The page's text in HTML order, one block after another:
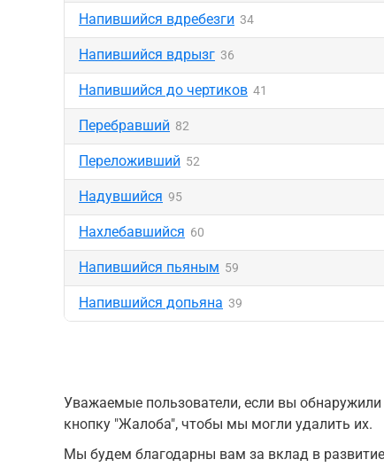
Напившийся вдребезги 34
Напившийся вдрызг 36
Напившийся до чертиков 41
Перебравший 82
Переложивший 52
Надувшийся 95
Нахлебавшийся 60
Напившийся пьяным 59
Напившийся допьяна 39
Уважаемые пользователи, если вы
кнопку "Жалоба", чтобы мы могли удалить их.
Мы будем благодарны вам за вклад в